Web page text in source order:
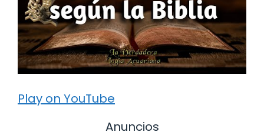
Play on YouTube
Anuncios